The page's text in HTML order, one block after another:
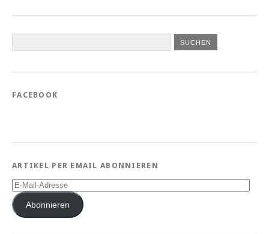
FACEBOOK
ARTIKEL PER EMAIL ABONNIEREN
E-
Mail-
AdresseAbonnieren